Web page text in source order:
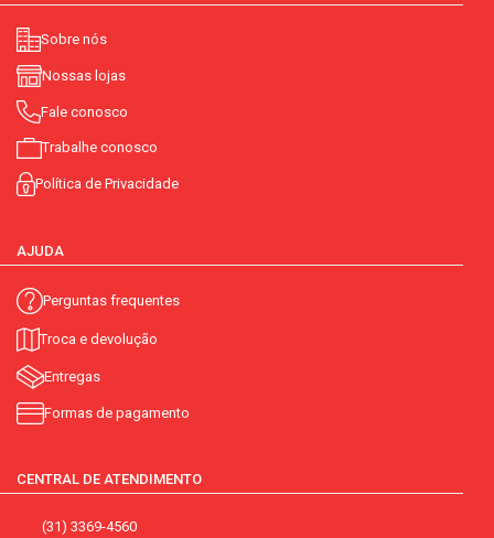
Sobre nós
Nossas lojas
Fale conosco
Trabalhe conosco
Política de Privacidade
AJUDA
Perguntas frequentes
Troca e devolução
Entregas
Formas de pagamento
CENTRAL DE ATENDIMENTO
(31) 3369-4560